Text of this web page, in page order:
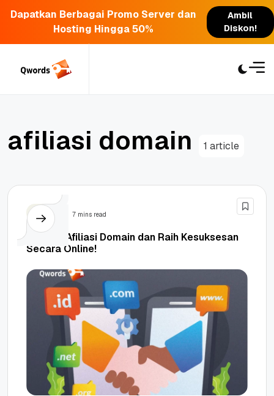
Dapatkan Berbagai Promo Server dan
Hosting Hingga 50%
Ambil
Diskon!
afiliasi domain 1 article
Bisnis 7 mins read
Gabung Afiliasi Domain dan Raih Kesuksesan
Secara Online!